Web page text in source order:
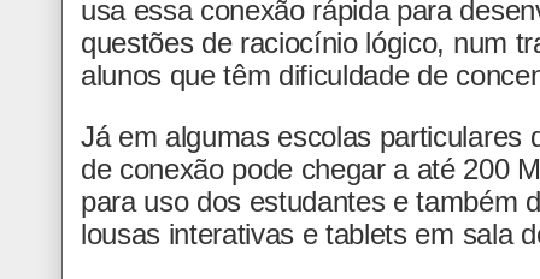
usa essa conexão rápida para
questões de raciocínio lógico, num
alunos que têm dificuldade de
Já em algumas escolas particulares
de conexão pode chegar a até 200
para uso dos estudantes e também
lousas interativas e tablets em sala